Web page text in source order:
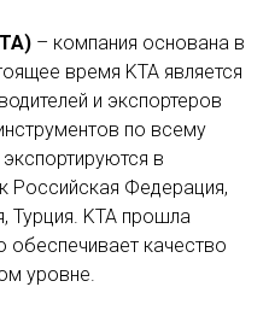
– компания основана в
время KTA является
и экспортеров
по всему
в
Российская Федерация,
Турция. KTA прошла
обеспечивает качество
уровне.